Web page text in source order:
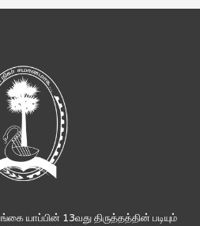
யாப்பின் 13வது திருத்தத்தின் படியும்